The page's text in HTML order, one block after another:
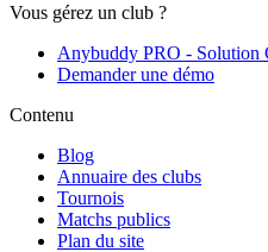
Vous gérez un club ?
Anybuddy PRO - Solution
Demander une démo
Contenu
Blog
Annuaire des clubs
Tournois
Matchs publics
Plan du site